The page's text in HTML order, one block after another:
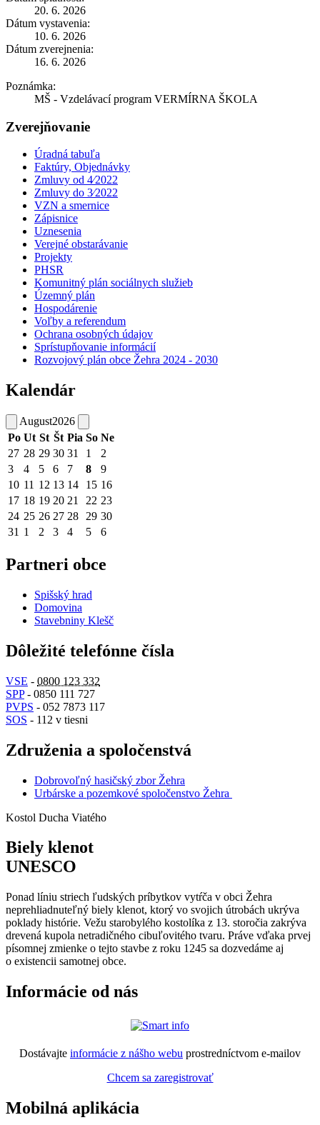
20. 6. 2026
Dátum vystavenia:
10. 6. 2026
Dátum zverejnenia:
16. 6. 2026
Poznámka:
MŠ - Vzdelávací program VERMÍRNA ŠKOLA
Zverejňovanie
Úradná tabuľa
Faktúry, Objednávky
Zmluvy od 4⁄2022
Zmluvy do 3⁄2022
VZN a smernice
Zápisnice
Uznesenia
Verejné obstarávanie
Projekty
PHSR
Komunitný plán sociálnych služieb
Územný plán
Hospodárenie
Voľby a referendum
Ochrana osobných údajov
Sprístupňovanie informácií
Rozvojový plán obce Žehra 2024 - 2030
Kalendár
August2026
Po Ut St Št Pia So Ne
27 28 29 30 31 1
2
3
4 5 6 7 8
9
10 11 12 13 14 15 16
17 18 19 20 21 22 23
24 25 26 27 28 29 30
31 1 2 3 4 5 6
Partneri obce
Spišský hrad
Domovina
Stavebniny Klešč
Dôležité telefónne čísla
VSE - 0800 123 332
SPP- 0850 111 727
PVPS - 052 7873 117
SOS - 112 v tiesni
Združenia a spoločenstvá
Dobrovoľný hasičský zbor Žehra
Urbárske a pozemkové spoločenstvo Žehra
Kostol Ducha Viatého
Biely klenot
UNESCO
Ponad líniu striech ľudských príbytkov vytŕča v obci Žehra
neprehliadnuteľný biely klenot, ktorý vo svojich útrobách ukrýva
poklady histórie. Vežu starobylého kostolíka z 13. storočia zakrýva
drevená kupola netradičného cibuľovitého tvaru. Práve vďaka prvej
písomnej zmienke o tejto stavbe z roku 1245 sa dozvedáme aj
o existencii samotnej obce.
Informácie od nás
Dostávajte informácie z nášho webu prostredníctvom e-mailov
Chcem sa zaregistrovať
Mobilná aplikácia